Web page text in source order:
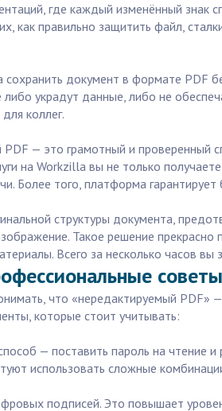
где каждый изменённый
как правильно защитить файл,
документ в формате PDF
украдут данные, либо не
коллег.
— это грамотный и проверенный
на Workzilla вы не только
Более того, платформа
структуры документа,
Такое решение
Всего за несколько часов
что «нередактируемый
которые стоит учитывать:
— поставить пароль на чтение
использовать сложные
подписей. Это повышает